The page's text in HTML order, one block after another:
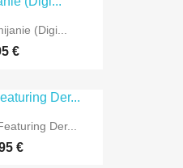
(Digi...
€
Der...
€